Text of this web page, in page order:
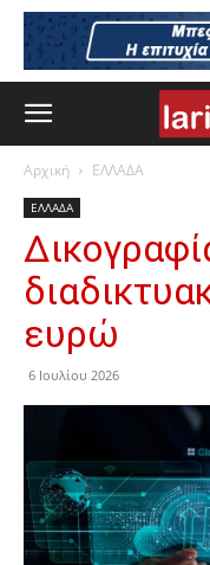
Αρχική ΕΛΛΑΔΑ
ΕΛΛΑΔΑ
ευρώ
6 Ιουλίου 2026